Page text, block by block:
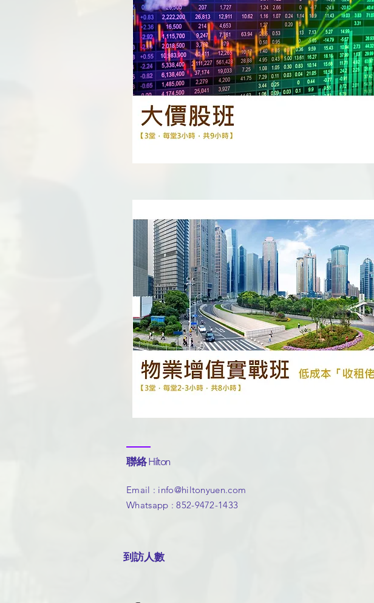
聯絡Hilton
​Email : info@hiltonyuen.com
Whatsapp : 852-9472-1433
​到訪人數